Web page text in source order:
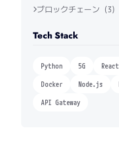
ブロックチェーン (3)
Tech Stack
Python 5G React
Docker Node.js
API Gateway